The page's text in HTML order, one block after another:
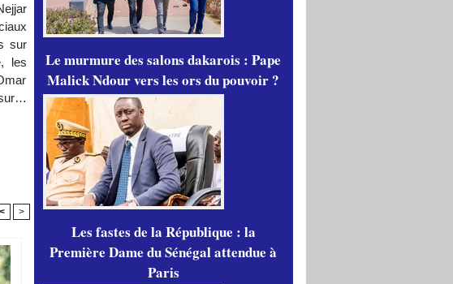
sur
les
< >
Le murmure des salons dakarois : Pape
Malick Ndour vers les ors du pouvoir ?
Les fastes de la République : la
Première Dame du Sénégal attendue à
Paris